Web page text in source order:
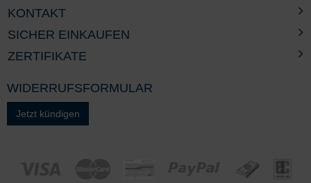
KONTAKT
SICHER EINKAUFEN
ZERTIFIKATE
WIDERRUFSFORMULAR
Jetzt kündigen